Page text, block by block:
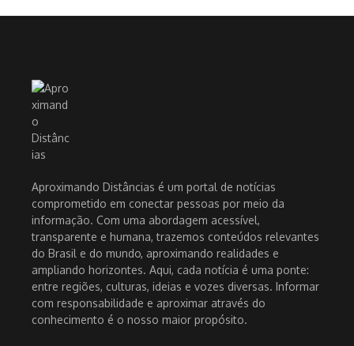
Aproximando Distâncias é um portal de notícias
comprometido em conectar pessoas por meio da
informação. Com uma abordagem acessível,
transparente e humana, trazemos conteúdos relevantes
do Brasil e do mundo, aproximando realidades e
ampliando horizontes. Aqui, cada notícia é uma ponte:
entre regiões, culturas, ideias e vozes diversas. Informar
com responsabilidade e aproximar através do
conhecimento é o nosso maior propósito.